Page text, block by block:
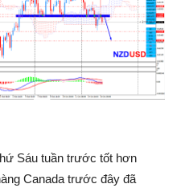
Sáu tuần trước tốt hơn
Canada trước đây đã